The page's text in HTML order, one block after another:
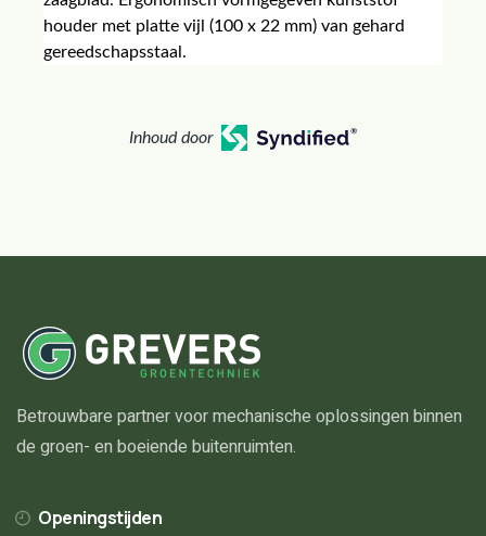
houder met platte vijl (100 x 22 mm) van gehard
gereedschapsstaal.
Inhoud door
Betrouwbare partner voor mechanische oplossingen binnen
de groen- en boeiende buitenruimten.
Openingstijden